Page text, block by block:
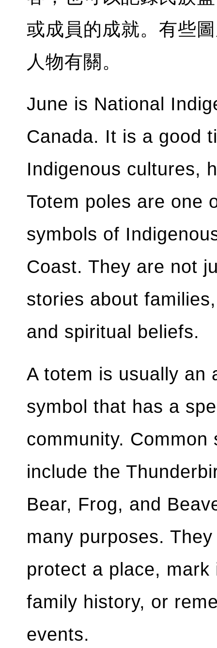
或成員的成就。有些
人物有關。
June is National
Canada. It is a good
Indigenous cultures,
Totem poles are one
symbols of
Coast. They are not
stories about
and spiritual beliefs.
A totem is usually an
symbol that has a
community.
include the
Bear, Frog, and
many purposes.
protect a place,
family history, or
events.